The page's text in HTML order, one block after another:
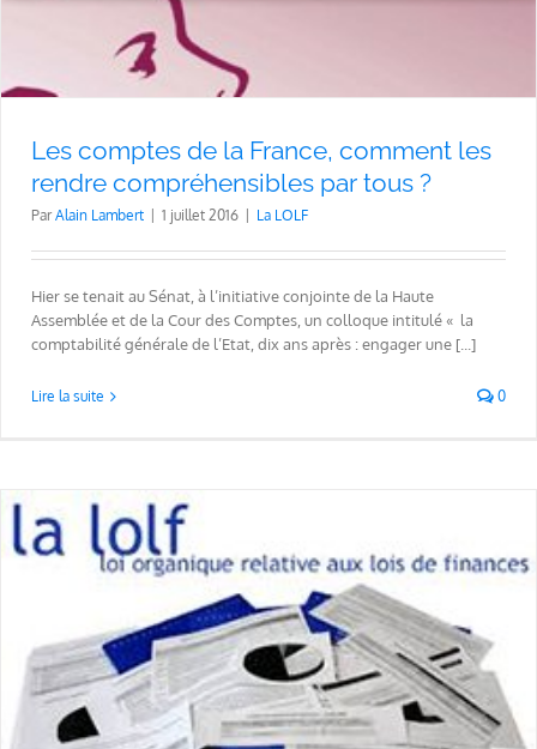
Les comptes de la France, comment les
rendre compréhensibles par tous ?
ParAlain Lambert 1 juillet 2016 La LOLF
Hier se tenait au Sénat, à l’initiative conjointe de la Haute
Assemblée et de la Cour des Comptes, un colloque intitulé « la
comptabilité générale de l’Etat, dix ans après : engager une [...]
Lire la suite 0